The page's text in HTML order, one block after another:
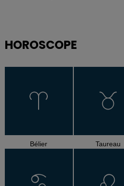
HOROSCOPE
Bélier Taureau